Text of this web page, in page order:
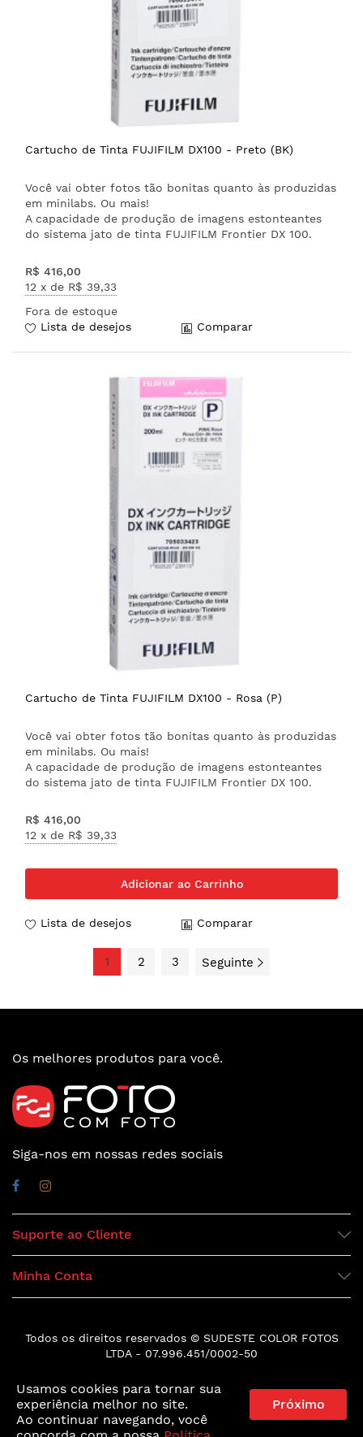
Usamos cookies para tornar sua
experiência melhor no site.
Ao continuar navegando, você
Próximo
Cartucho de Tinta FUJIFILM DX100 - Preto (BK)
Você vai obter fotos tão bonitas quanto às produzidas
em minilabs. Ou mais!
A capacidade de produção de imagens estonteantes
do sistema jato de tinta FUJIFILM Frontier DX 100.
R$ 416,00
12 x de R$ 39,33
Fora de estoque
Lista de desejos
Comparar
Cartucho de Tinta FUJIFILM DX100 - Rosa (P)
Você vai obter fotos tão bonitas quanto às produzidas
em minilabs. Ou mais!
A capacidade de produção de imagens estonteantes
do sistema jato de tinta FUJIFILM Frontier DX 100.
R$ 416,00
12 x de R$ 39,33
Adicionar ao Carrinho
Lista de desejos Comparar
1 2 3 Seguinte
Os melhores produtos para você.
Siga-nos em nossas redes sociais
Suporte ao Cliente
Minha Conta
Todos os direitos reservados © SUDESTE COLOR FOTOS
LTDA - 07.996.451/0002-50